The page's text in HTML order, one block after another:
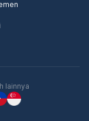
lainnya